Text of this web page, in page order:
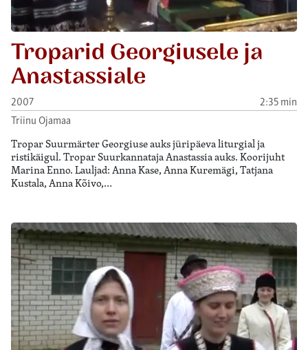
Troparid Georgiusele ja
Anastassiale
2007
2:35 min
Triinu Ojamaa
Tropar Suurmärter Georgiuse auks jüripäeva liturgial ja
ristikäigul. Tropar Suurkannataja Anastassia auks. Koorijuht
Marina Enno. Lauljad: Anna Kase, Anna Kuremägi, Tatjana
Kustala, Anna Kõivo,…